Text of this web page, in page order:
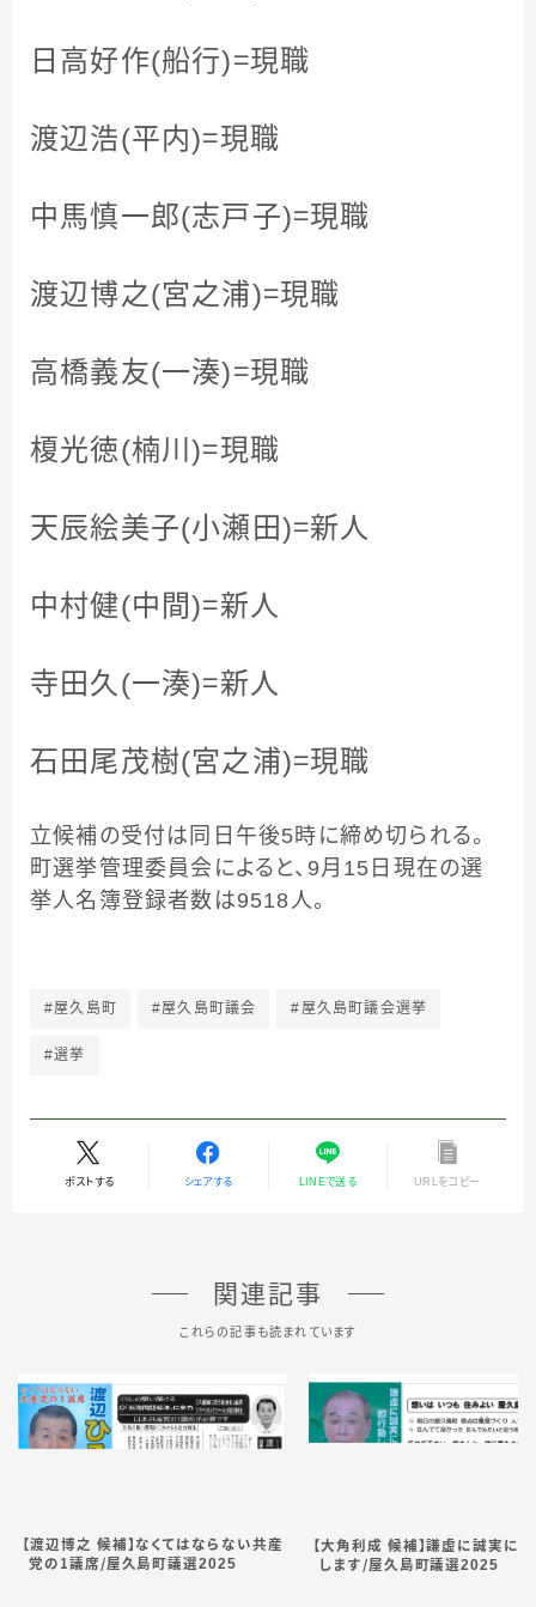
日高好作(船行)＝現職
渡辺浩(平内)＝現職
中馬慎一郎(志戸子)＝現職
渡辺博之(宮之浦)＝現職
高橋義友(一湊)＝現職
榎光徳(楠川)＝現職
天辰絵美子(小瀬田)＝新人
中村健(中間)＝新人
寺田久(一湊)＝新人
石田尾茂樹(宮之浦)＝現職
立候補の受付は同日午後5時に締め切られる。
町選挙管理委員会によると、9月15日現在の選
挙人名簿登録者数は9518人。
#屋久島町 #屋久島町議会 #屋久島町議会選挙
#選挙
ポストする シェアする LINEで送る URLをコピー
関連記事
これらの記事も読まれています
【渡辺博之 候補】なくてはならない共産
党の１議 席 ／屋久島町議選2025
【大角利成 候補】謙虚に誠実に
しま す ／屋久島町議選2025